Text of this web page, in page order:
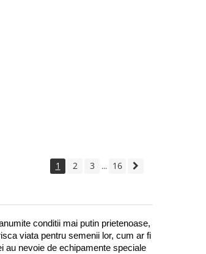
1 2 3 ... 16
conditii mai putin prietenoase,
viata pentru semenii lor, cum ar fi
au nevoie de echipamente speciale